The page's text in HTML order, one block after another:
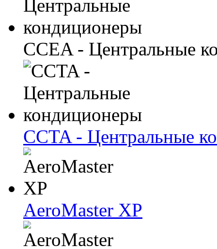
CCEA - Центральные
CCTA - Центральные
AeroMaster XP